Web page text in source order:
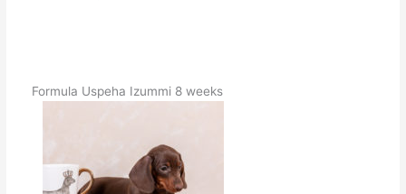
Formula Uspeha Izummi 8 weeks